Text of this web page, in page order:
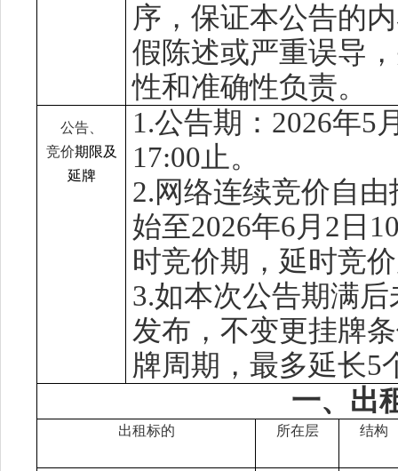
序 ，保证本公告的
假陈述或严重误导
性和准确性负责。
公告、
竞价期限及
延牌
1.公告期：2026年5
17:00止。
2.网络连续竞价自
始至2026年6月 2 日
时竞价期，延时竞
3.如本次公告期满
发布，不变更挂牌
牌周期，最多延长5
一、出
出租标的 所在层 结构